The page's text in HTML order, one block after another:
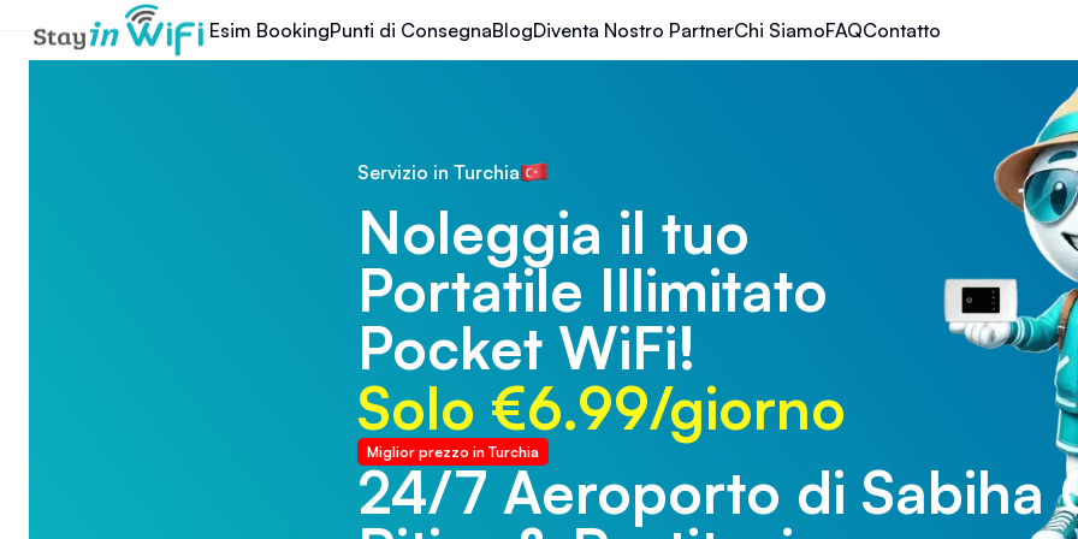
Esim BookingPunti di ConsegnaBlogDiventa Nostro PartnerChi SiamoFAQContatto
Servizio in Turchia
Noleggia il tuo
Portatile Illimitato
Pocket WiFi!
Solo €6.99/giorno
Miglior prezzo in Turchia
24/7 Aeroporto di Sabiha
24/7 Aeroporto di Trabzon